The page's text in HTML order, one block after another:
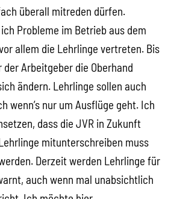
überall mitreden dürfen.
Probleme im Betrieb aus dem
allem die Lehrlinge vertreten. Bis
Arbeitgeber die Oberhand
ändern. Lehrlinge sollen auch
wenn’s nur um Ausflüge geht. Ich
dass die JVR in Zukunft
mitunterschreiben muss
Derzeit werden Lehrlinge für
auch wenn mal unabsichtlich